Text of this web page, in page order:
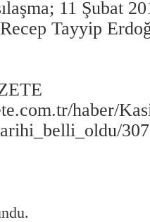
11 Şubat
Tayyip
haber/